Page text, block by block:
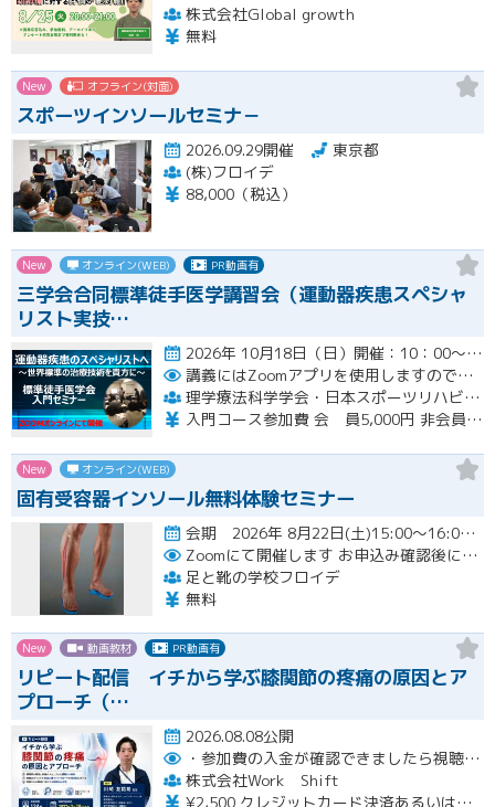
株式会社Global growth
無料
New オフライン(対面)
スポーツインソールセミナ－
2026.09.29開催
東京都
(株)フロイデ
88,000（税込）
New オンライン(WEB) PR動画有
三学会合同標準徒手医学講習会（運動器疾患スペシャ
リスト実技…
2026年 10月18日（日）開催：10：00～17：00 6時間の入門コースWebセミナー開催
講義にはZoomアプリを使用しますので受講生の皆様は各自準備をお願いいたします。
理学療法科学学会・日本スポーツリハビリテーション学会・標準徒手医学会 運動器疾患スペシャリスト実技講習会（三学会合同標準徒手医学講習会）
入門コース参加費 会 員5,000円 非会員6,000円
New オンライン(WEB)
固有受容器インソール無料体験セミナー
会期 2026年 8月22日(土)15:00～16:00開催
Zoomにて開催します お申込み確認後に、メールにてZOOM招待メールを送ります
足と靴の学校フロイデ
無料
New 動画教材 PR動画有
リピート配信 イチから学ぶ膝関節の疼痛の原因とア
プローチ（…
2026.08.08公開
・参加費の入金が確認できましたら視聴用URLとパスワードおよび資料をお申込みいただきましたメールアドレスに送付します。
株式会社Work Shift
¥2,500 クレジットカード決済あるいは銀行振込となります。